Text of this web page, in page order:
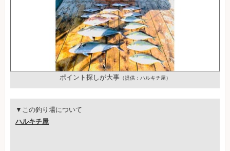
ポイント探しが大事（提供：ハルキチ屋）
▼この釣り場について
ハルキチ屋